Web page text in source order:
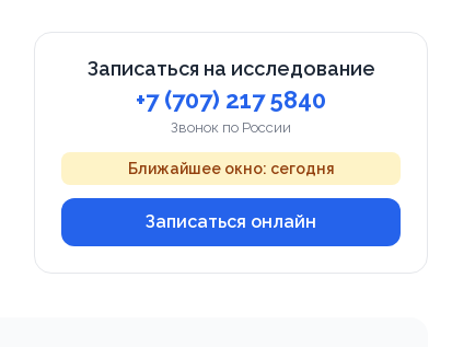
Записаться на исследование
+7 (707) 217 5840
Звонок по России
Ближайшее окно: сегодня
Записаться онлайн